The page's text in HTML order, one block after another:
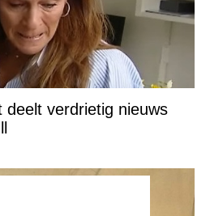
deelt verdrietig nieuws